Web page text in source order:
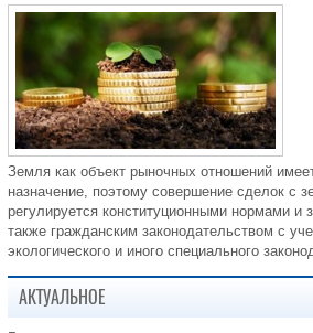
Земля как объект рыночных отношений
назначение, поэтому совершение сделок с
регулируется конституционными нормами
также гражданским законодательством с
экологического и иного специального
АКТУАЛЬНОЕ